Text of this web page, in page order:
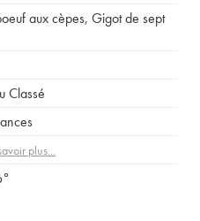
aux cèpes, Gigot de sept
Classé
plus...